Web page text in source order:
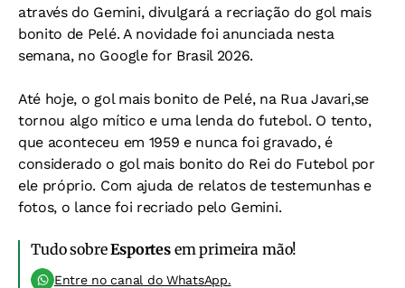
através do Gemini, divulgará a recriação do gol mais
bonito de Pelé. A novidade foi anunciada nesta
semana, no Google for Brasil 2026.
Até hoje, o gol mais bonito de Pelé, na Rua Javari,se
tornou algo mítico e uma lenda do futebol. O tento,
que aconteceu em 1959 e nunca foi gravado, é
considerado o gol mais bonito do Rei do Futebol por
ele próprio. Com ajuda de relatos de testemunhas e
fotos, o lance foi recriado pelo Gemini.
Tudo sobreEsportesem primeira mão!
Entre no canal do WhatsApp.